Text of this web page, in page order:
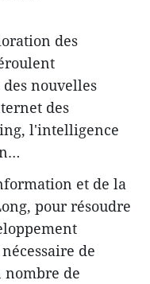
des
nouvelles
des
l'intelligence
et de la
pour résoudre
de
de